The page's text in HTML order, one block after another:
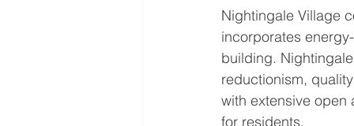
Nightingale Village
incorporates
building.
reductionism,
with extensive
for residents.